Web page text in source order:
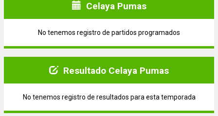
Celaya Pumas
No tenemos registro de partidos programados
Resultado Celaya Pumas
No tenemos registro de resultados para esta temporada